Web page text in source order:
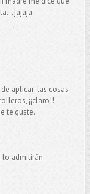
jajaja
aplicar: las cosas
¡¡claro!!
te guste.
lo admitirán.